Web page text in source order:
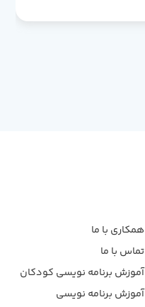
همکاری با ما
تماس با ما
آموزش برنامه نویسی کودکان
آموزش برنامه نویسی